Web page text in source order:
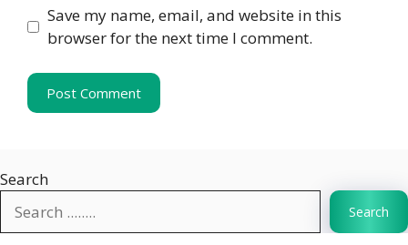
Save my name, email, and website in this
browser for the next time I comment.
Search
Search